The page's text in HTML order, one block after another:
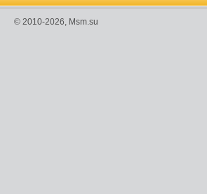
© 2010-2026, Msm.su